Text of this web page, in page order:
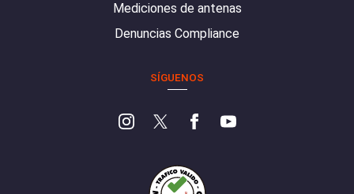
Mediciones de antenas
Denuncias Compliance
SÍGUENOS